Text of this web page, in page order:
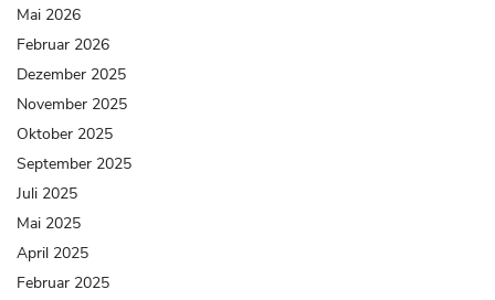
Mai 2026
Februar 2026
Dezember 2025
November 2025
Oktober 2025
September 2025
Juli 2025
Mai 2025
April 2025
Februar 2025